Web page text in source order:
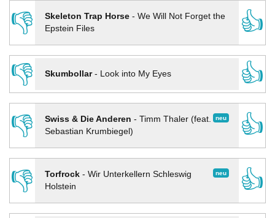
👎
Skeleton Trap Horse- We Will Not Forget the
Epstein Files
👍
👎
Skumbollar- Look into My Eyes
👍
👎
neu
Swiss & Die Anderen - Timm Thaler (feat.
Sebastian Krumbiegel)
👍
👎 neu
Torfrock- Wir Unterkellern Schleswig
Holstein
👍